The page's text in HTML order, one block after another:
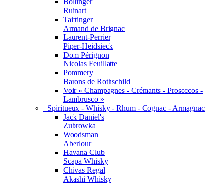
Bollinger
Ruinart
Taittinger
Armand de Brignac
Laurent-Perrier
Piper-Heidsieck
Dom Pérignon
Nicolas Feuillatte
Pommery
Barons de Rothschild
Voir « Champagnes - Crémants - Proseccos -
Lambrusco »
Spiritueux - Whisky - Rhum - Cognac - Armagnac
Jack Daniel's
Zubrowka
Woodsman
Aberlour
Havana Club
Scapa Whisky
Chivas Regal
Akashi Whisky